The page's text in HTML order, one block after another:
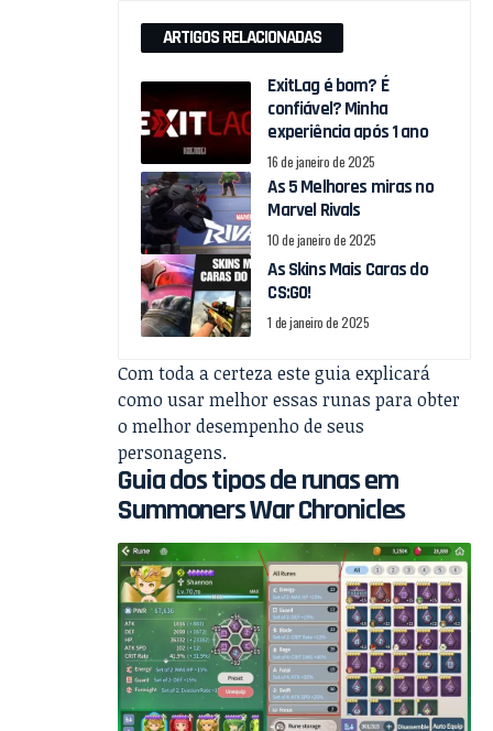
ARTIGOS RELACIONADAS
ExitLag é bom? É
confiável? Minha
experiência após 1 ano
16 de janeiro de 2025
As 5 Melhores miras no
Marvel Rivals
10 de janeiro de 2025
As Skins Mais Caras do
CS:GO!
1 de janeiro de 2025
Com toda a certeza este guia explicará
como usar melhor essas runas para obter
o melhor desempenho de seus
personagens.
Guia dos tipos de runas em
Summoners War Chronicles